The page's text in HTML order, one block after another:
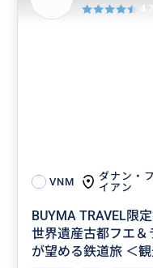
VNM
ダナン・
イアン
BUYMA TRAVEL限
世界遺産古都フエ
が望める鉄道旅 ＜
4.7